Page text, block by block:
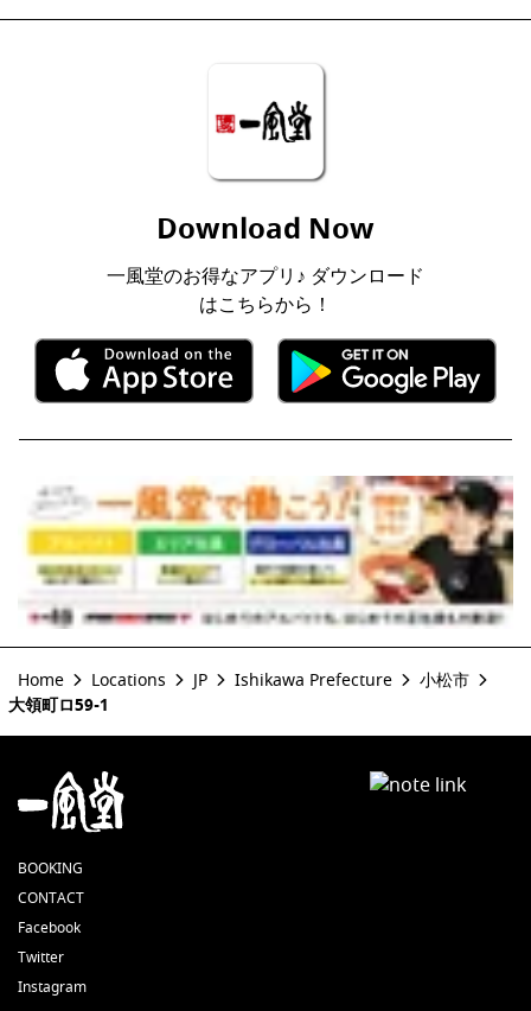
Download Now
一風堂のお得なアプリ♪ ダウンロード
はこちらから！
Home Locations JP Ishikawa Prefecture
小松市
大領町ロ59-1
BOOKING
CONTACT
Facebook
Twitter
Instagram